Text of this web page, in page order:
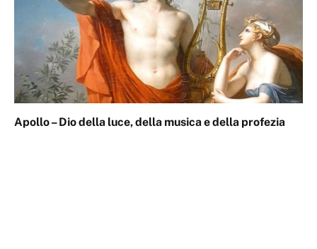
Apollo – Dio della luce, della musica e della profezia